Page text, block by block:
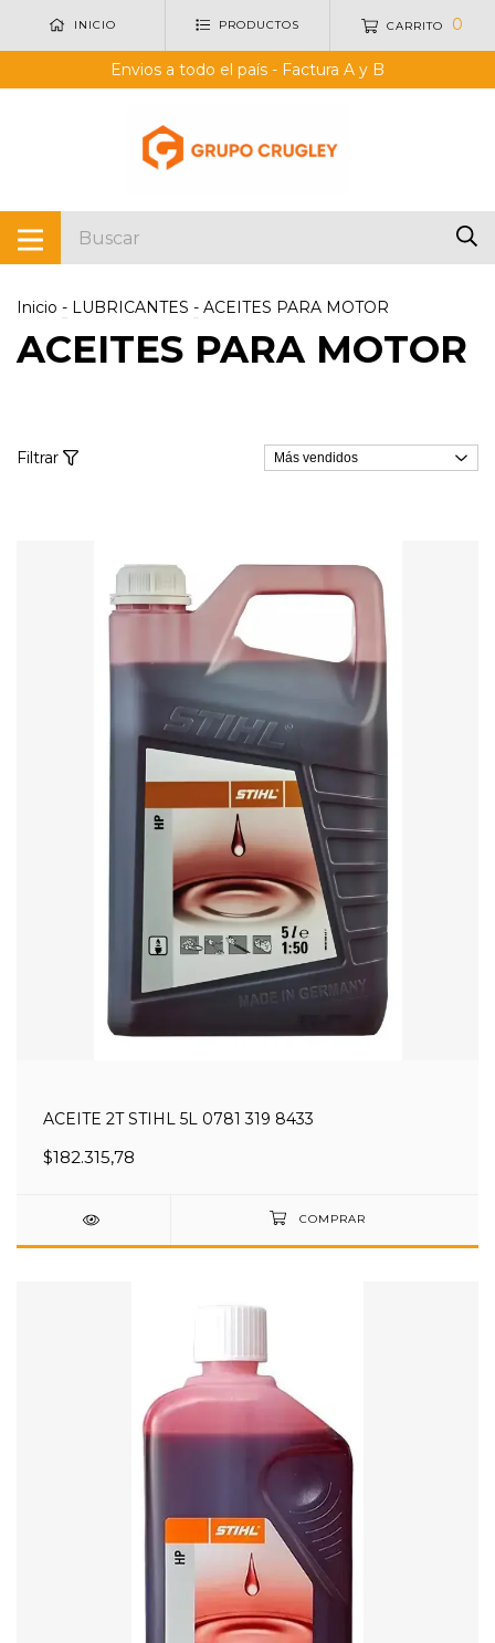
INICIO PRODUCTOS CARRITO 0
Envios a todo el país - Factura A y B
Inicio - LUBRICANTES - ACEITES PARA MOTOR
ACEITES PARA MOTOR
Filtrar
ACEITE 2T STIHL 5L 0781 319 8433
$182.315,78